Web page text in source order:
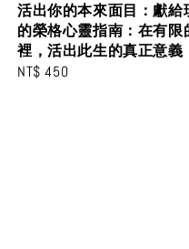
活出你的本來面目：獻給
的榮格心靈指南：在有限
裡，活出此生的真正意義
Regular
NT$ 450